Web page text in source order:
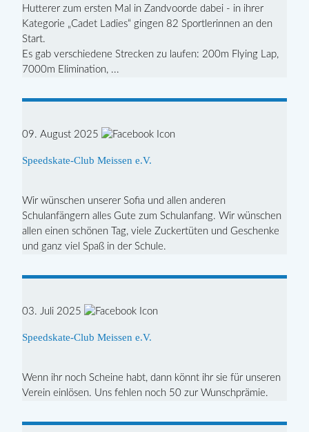
Hutterer zum ersten Mal in Zandvoorde dabei - in ihrer
Kategorie „Cadet Ladies“ gingen 82 Sportlerinnen an den
Start.
Es gab verschiedene Strecken zu laufen: 200m Flying Lap,
7000m Elimination, ...
09. August 2025
Speedskate-Club Meissen e.V.
Wir wünschen unserer Sofia und allen anderen
Schulanfängern alles Gute zum Schulanfang. Wir wünschen
allen einen schönen Tag, viele Zuckertüten und Geschenke
und ganz viel Spaß in der Schule.
03. Juli 2025
Speedskate-Club Meissen e.V.
Wenn ihr noch Scheine habt, dann könnt ihr sie für unseren
Verein einlösen. Uns fehlen noch 50 zur Wunschprämie.